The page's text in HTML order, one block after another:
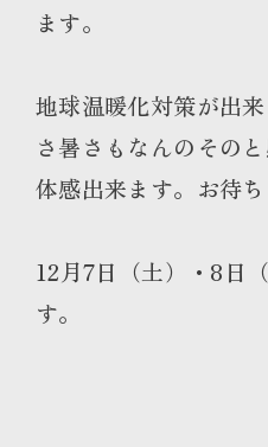
ます。
地球温暖化対策が出
さ暑さもなんのその
体感出来ます。お待ち
12月7日（土）・8日
す。